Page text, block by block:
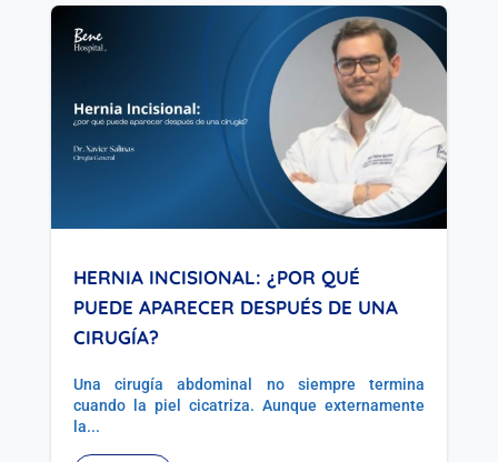
HERNIA INCISIONAL: ¿POR QUÉ
PUEDE APARECER DESPUÉS DE UNA
CIRUGÍA?
Una cirugía abdominal no siempre termina
cuando la piel cicatriza. Aunque externamente
la...